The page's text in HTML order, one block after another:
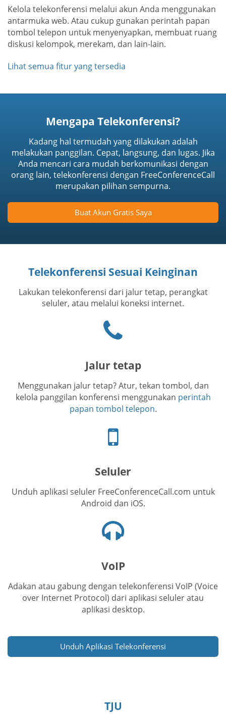
Kelola telekonferensi melalui akun Anda menggunakan
antarmuka web. Atau cukup gunakan perintah papan
tombol telepon untuk menyenyapkan, membuat ruang
diskusi kelompok, merekam, dan lain-lain.
Lihat semua fitur yang tersedia
Mengapa Telekonferensi?
Kadang hal termudah yang dilakukan adalah
melakukan panggilan. Cepat, langsung, dan lugas. Jika
Anda mencari cara mudah berkomunikasi dengan
orang lain, telekonferensi dengan FreeConferenceCall
merupakan pilihan sempurna.
Buat Akun Gratis Saya
Telekonferensi Sesuai Keinginan
Lakukan telekonferensi dari jalur tetap, perangkat
seluler, atau melalui koneksi internet.
telepon
Jalur tetap
Menggunakan jalur tetap? Atur, tekan tombol, dan
kelola panggilan konferensi menggunakan perintah
papan tombol telepon.
Ikon
telepon
Seluler
Unduh aplikasi seluler FreeConferenceCall.com untuk
Android dan iOS.
headset
VoIP
Adakan atau gabung dengan telekonferensi VoIP (Voice
over Internet Protocol) dari aplikasi seluler atau
aplikasi desktop.
Unduh Aplikasi Telekonferensi
TJU